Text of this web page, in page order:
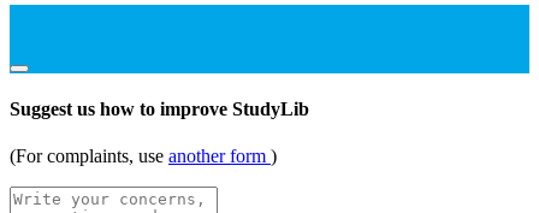
Suggest us how to improve StudyLib
(For complaints, use another form )